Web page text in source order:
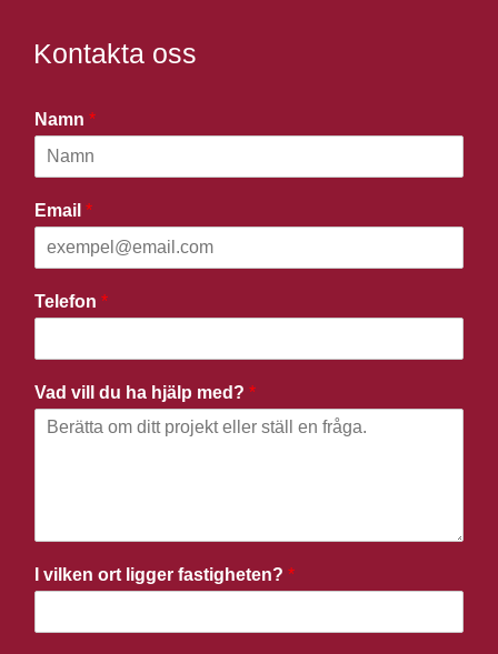
Kontakta oss
Namn *
Email *
Telefon *
Vad vill du ha hjälp med? *
I vilken ort ligger fastigheten? *